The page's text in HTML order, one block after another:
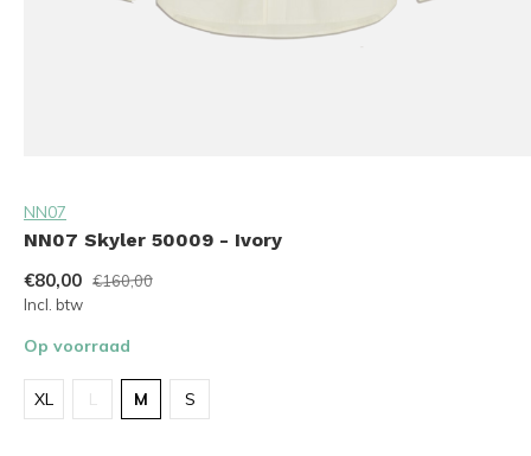
NN07
NN07 Skyler 50009 - Ivory
€80,00 €160,00
Incl. btw
Op voorraad
XL L M S